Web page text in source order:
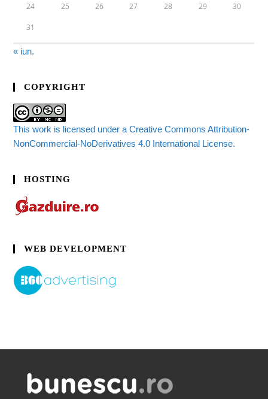
24 25 26 27 28 29 30
31
« iun.
COPYRIGHT
This work is licensed under a Creative Commons Attribution-
NonCommercial-NoDerivatives 4.0 International License.
HOSTING
WEB DEVELOPMENT